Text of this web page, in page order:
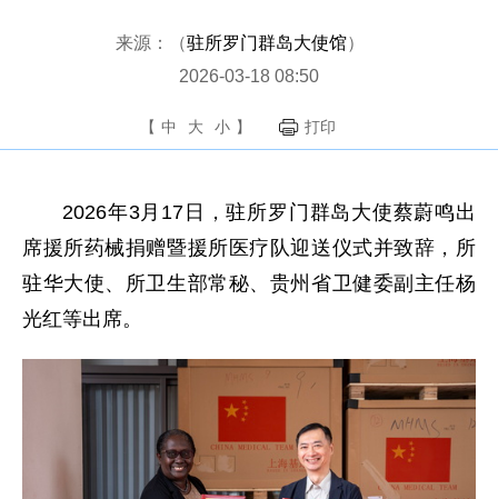
来源：（驻所罗门群岛大使馆）
2026-03-18 08:50
【 中 大 小 】 打印
2026年3月17日，驻所罗门群岛大使蔡蔚鸣出
席援所药械捐赠暨援所医疗队迎送仪式并致辞，所
驻华大使、所卫生部常秘、贵州省卫健委副主任杨
光红等出席。